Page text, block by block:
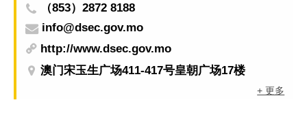
（853）2872 8188
info@dsec.gov.mo
http://www.dsec.gov.mo
澳门宋玉生广场411-417号皇朝广场17楼
+ 更多